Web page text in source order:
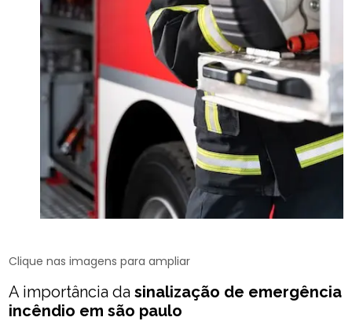
Clique nas imagens para ampliar
A importância dasinalização de emergência
incêndio em são paulo